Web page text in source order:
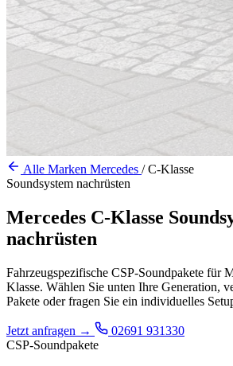
Alle Marken Mercedes / C-Klasse
Soundsystem nachrüsten
Mercedes C-Klasse
nachrüsten
Fahrzeugspezifische CSP-Soundpakete für
Klasse. Wählen Sie unten Ihre Generation,
Pakete oder fragen Sie ein individuelles
Jetzt anfragen →
02691 931330
CSP-Soundpakete